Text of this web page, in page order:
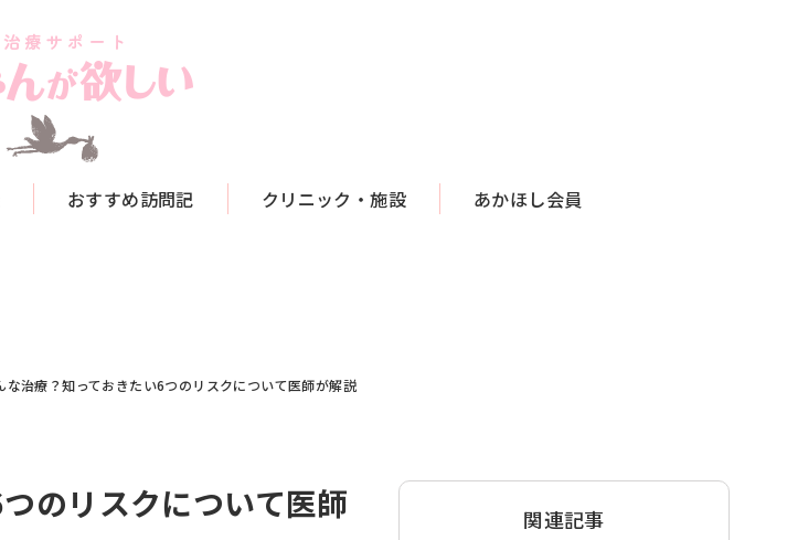
おすすめ訪問記 クリニック・施設 あかほし会員
な治療？知っておきたい6つのリスクについて医師が解説
のリスクについて医師
関連記事